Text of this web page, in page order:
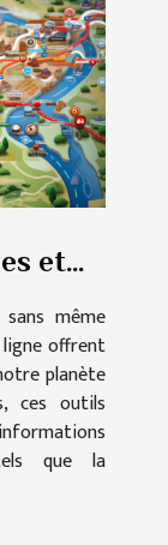
et
même
offrent
planète
ces outils
que la